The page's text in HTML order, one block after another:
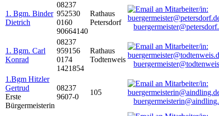
1. Bgm. Binder
Dietrich
08237
952530
0160
90664140
Rathaus
Petersdorf
1. Bgm. Carl
Konrad
08237
959156
0174
1421854
Rathaus
Todtenweis
1.Bgm Hitzler
Gertrud
Erste
Bürgermeisterin
08237
9607-0
105